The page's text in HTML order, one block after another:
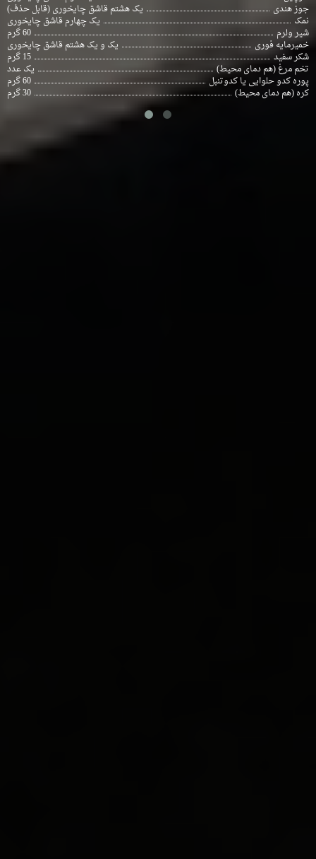
جوز هندی یک هشتم قاشق چایخوری (قابل حذف)
نمک یک چهارم قاشق چایخوری
شیر ولرم 60 گرم
خمیرمایه فوری یک و یک هشتم قاشق چایخوری
شکر سفید 15 گرم
تخم مرغ (هم دمای محیط) یک عدد
پوره کدو حلوایی یا کدوتنبل 60 گرم
کره (هم دمای محیط) 30 گرم